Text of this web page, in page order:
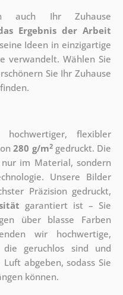
auch Ihr Zuhause
Ergebnis der Arbeit
seine Ideen in einzigartige
verwandelt. Wählen Sie
Sie Ihr Zuhause
flexibler
280 g/m2gedruckt. Die
im Material, sondern
Unsere Bilder
Präzision gedruckt,
garantiert ist – Sie
über blasse Farben
wir hochwertige,
geruchlos sind und
abgeben, sodass Sie
können.